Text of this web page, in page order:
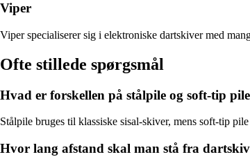
Viper
Viper specialiserer sig i elektroniske dartskiver med
Ofte stillede spørgsmål
Hvad er forskellen på stålpile og soft-tip
Stålpile bruges til klassiske sisal-skiver, mens soft-tip
Hvor lang afstand skal man stå fra